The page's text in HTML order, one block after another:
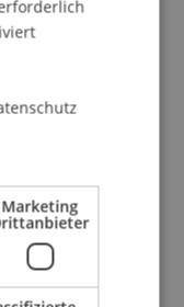
LL.M.
und
Marketing